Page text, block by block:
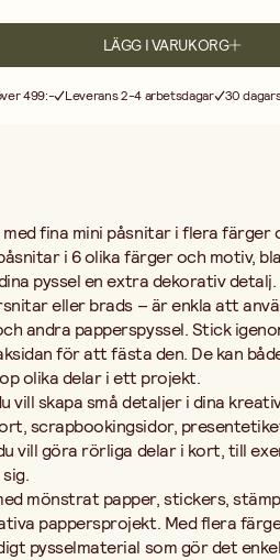
flikarellersmå figurer som
attsättaenlekfullochdekorativtouchpå
LÄGG I VARUKORG
499:- Leverans 2-4 arbetsdagar 30
medfina mini påsnitar iflerafärger
i6olikafärgeroch motiv,
pysselenextradekorativdetalj.
ellerbrads –ärenklaatt
andra papperspyssel.Stick
förattfästaden. Dekan
olikadelariett projekt.
villskapasmådetaljeridina
scrapbooking­sidor,
villgöra rörliga delari kort,till
sig.
mönstrat papper,stickers,
pappersprojekt. Medflera
pysselmaterial somgördet